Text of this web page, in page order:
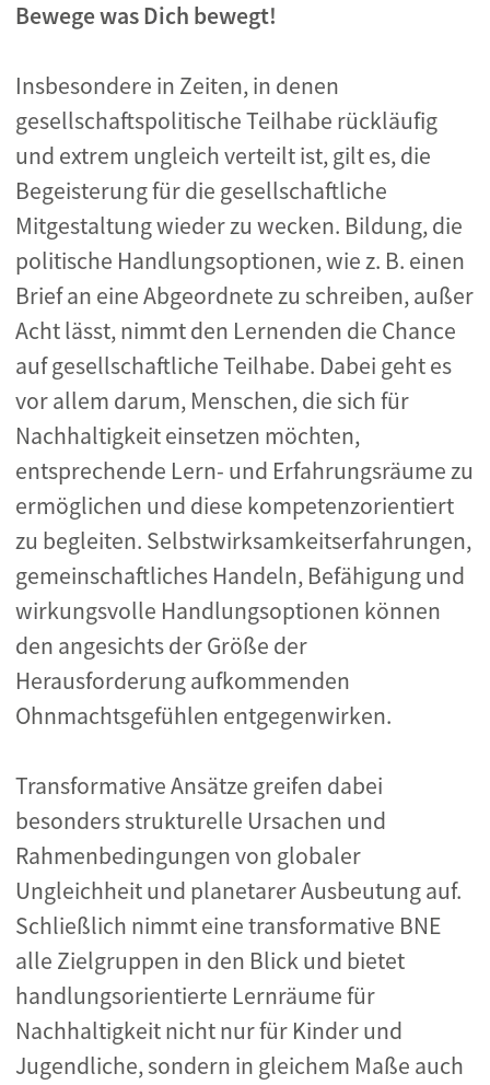
Bewege was Dich bewegt!
Insbesondere in Zeiten, in denen
gesellschaftspolitische Teilhabe rückläufig
und extrem ungleich verteilt ist, gilt es, die
Begeisterung für die gesellschaftliche
Mitgestaltung wieder zu wecken. Bildung, die
politische Handlungsoptionen, wie z. B. einen
Brief an eine Abgeordnete zu schreiben, außer
Acht lässt, nimmt den Lernenden die Chance
auf gesellschaftliche Teilhabe. Dabei geht es
vor allem darum, Menschen, die sich für
Nachhaltigkeit einsetzen möchten,
entsprechende Lern- und Erfahrungsräume zu
ermöglichen und diese kompetenzorientiert
zu begleiten. Selbstwirksamkeitserfahrungen,
gemeinschaftliches Handeln, Befähigung und
wirkungsvolle Handlungsoptionen können
den angesichts der Größe der
Herausforderung aufkommenden
Ohnmachtsgefühlen entgegenwirken.
Transformative Ansätze greifen dabei
besonders strukturelle Ursachen und
Rahmenbedingungen von globaler
Ungleichheit und planetarer Ausbeutung auf.
Schließlich nimmt eine transformative BNE
alle Zielgruppen in den Blick und bietet
handlungsorientierte Lernräume für
Nachhaltigkeit nicht nur für Kinder und
Jugendliche, sondern in gleichem Maße auch